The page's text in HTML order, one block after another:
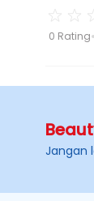
0 Rating
Jangan